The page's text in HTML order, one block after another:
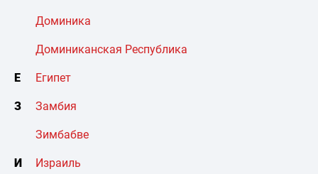
Доминика
Доминиканская Республика
Е Египет
З Замбия
Зимбабве
И Израиль